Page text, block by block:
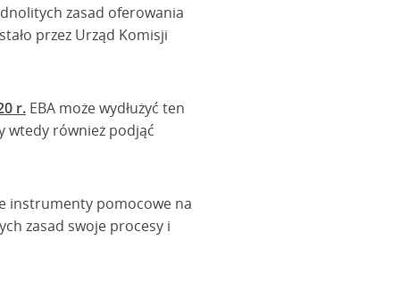
zasad oferowania
przez Urząd Komisji
r. EBA może wydłużyć ten
wtedy również podjąć
instrumenty pomocowe na
zasad swoje procesy i